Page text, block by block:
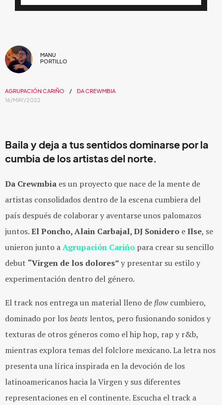
MANU
PORTILLO
AGRUPACIÓN CARIÑO
DA CREWMBIA
16/MAY/2022
Baila y deja a tus sentidos dominarse por la
cumbia de los artistas del norte.
Da Crewmbia es un proyecto que nace de la mente de
artistas consolidados dentro de la escena cumbiera del
país después de colaborar y aventarse unos palomazos
juntos.El Poncho, Alain Carbajal, DJ Sonidero eIlse, se
unieron junto aAgrupación Cariño para crear su sencillo
debut “Virgen de los dolores”y presentar su estilo y
experimentación dentro del género.
El track nos entrega un material lleno de flow cumbiero,
dominado por losbeats lentos, pero fusionando sonidos y
texturas de otros géneros como el hip hop, rap y r&b,
mientras explora temas del folclore mexicano. La letra nos
presenta una lírica inspirada en la devoción de los
latinoamericanos hacia la Virgen y sus diferentes
representaciones en el continente. Escucha el track a